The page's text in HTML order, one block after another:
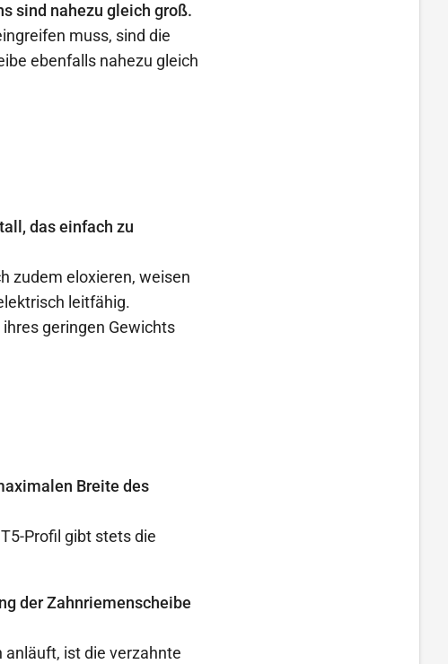
sind nahezu gleich groß.
muss, sind die
ebenfalls nahezu gleich
das einfach zu
zudem eloxieren, weisen
leitfähig.
geringen Gewichts
Breite des
Profil gibt stets die
der Zahnriemenscheibe
ist die verzahnte